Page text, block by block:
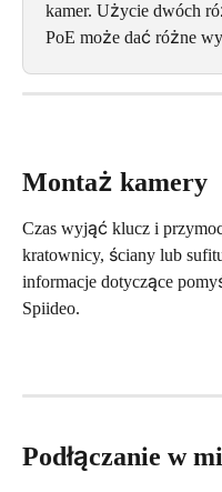
kamer. Użycie dwóch
PoE może dać różne
Montaż kamery
Czas wyjąć klucz i
kratownicy, ściany lub
informacje dotyczące
Spiideo.
Podłączanie w